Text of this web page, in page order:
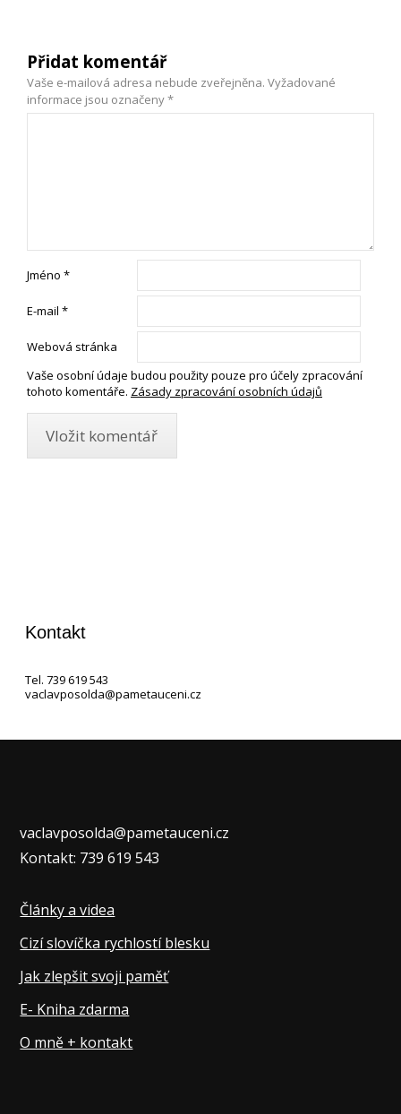
Přidat komentář
Vaše e-mailová adresa nebude zveřejněna. Vyžadované
informace jsou označeny*
Jméno *
E-mail *
Webová stránka
Vaše osobní údaje budou použity pouze pro účely zpracování
tohoto komentáře. Zásady zpracování osobních údajů
Kontakt
Tel. 739 619 543
vaclavposolda@pametauceni.cz
vaclavposolda@pametauceni.cz
Kontakt: 739 619 543
Články a videa
Cizí slovíčka rychlostí blesku
Jak zlepšit svoji paměť
E- Kniha zdarma
O mně + kontakt